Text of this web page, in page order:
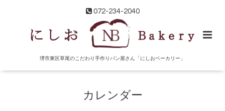
072-234-2040
堺市東区草尾のこだわり手作りパン屋さん「にしおベーカリー」
カレンダー